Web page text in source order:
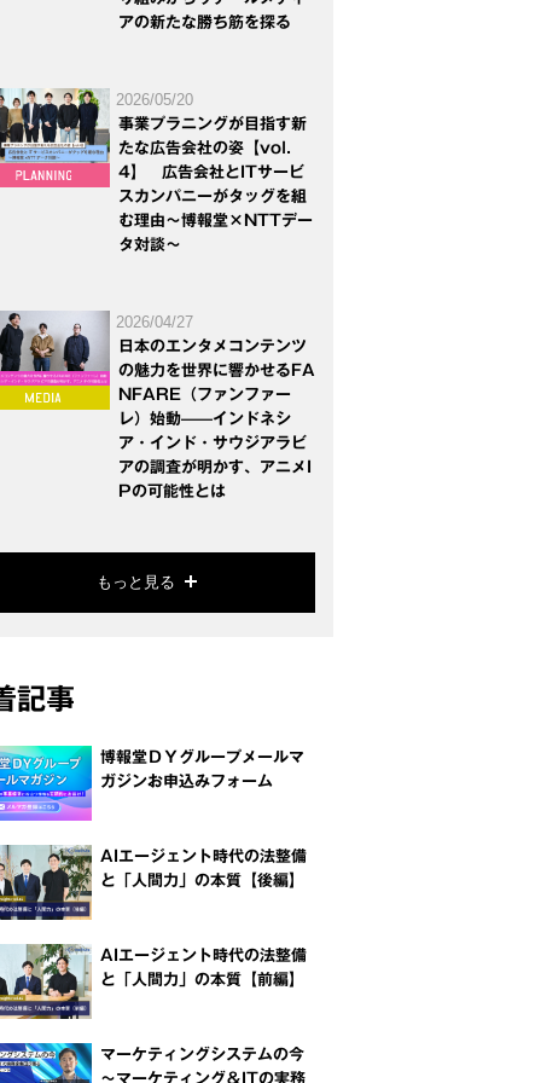
アの新たな勝ち筋を探る
2026/05/20
事業プラニングが目指す新
たな広告会社の姿【vol.
4】 広告会社とITサービ
スカンパニーがタッグを組
む理由～博報堂×NTTデー
タ対談～
2026/04/27
日本のエンタメコンテンツ
の魅力を世界に響かせるFA
NFARE（ファンファー
レ）始動——インドネシ
ア・インド・サウジアラビ
アの調査が明かす、アニメI
Pの可能性とは
もっと見る
記事
博報堂ＤＹグループメールマ
ガジンお申込みフォーム
AIエージェント時代の法整備
と「人間力」の本質【後編】
AIエージェント時代の法整備
と「人間力」の本質【前編】
マーケティングシステムの今
～マーケティング＆ITの実務